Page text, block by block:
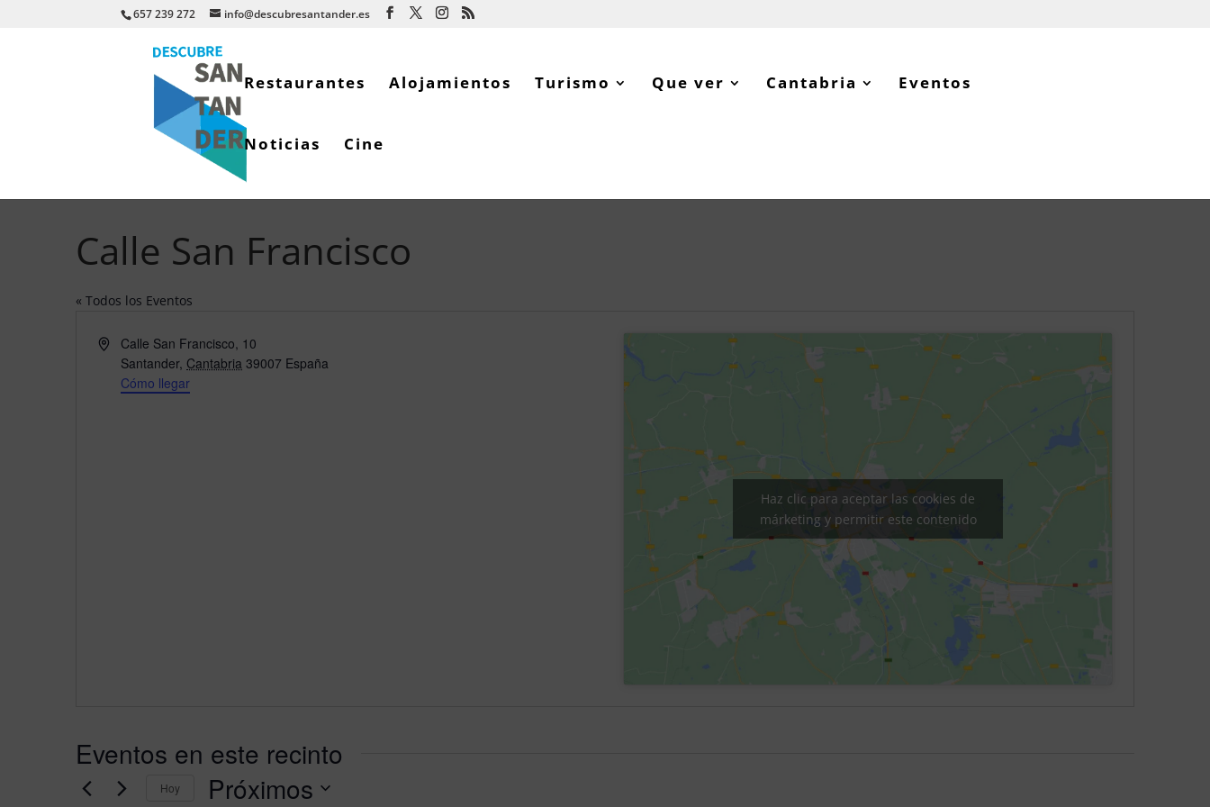
657 239 272 info@descubresantander.es
Restaurantes Alojamientos Turismo Que ver Cantabria Eventos
Noticias Cine
Calle San Francisco
« Todos los Eventos
Dirección
Calle San Francisco, 10
Santander, Cantabria 39007 España
Cómo llegar
Haz clic para aceptar las cookies de
márketing y permitir este contenido
Eventos en este recinto
Hoy Próximos